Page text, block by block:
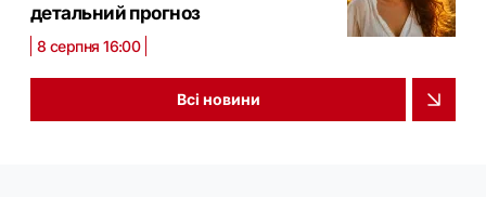
детальний прогноз
8 серпня 16:00
Всі новини